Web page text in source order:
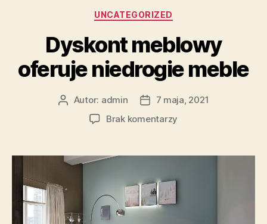
Kategorie
UNCATEGORIZED
Dyskont meblowy
oferuje niedrogie meble
AutorAutor: admin
Data7 maja, 2021
Brak komentarzy
oferuje
meble